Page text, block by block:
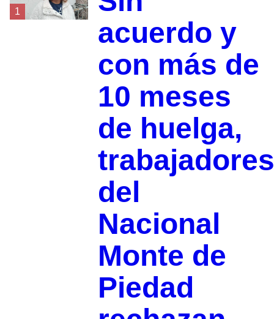
1
acuerdo y
con más de
10 meses
de huelga,
trabajadores
del
Nacional
Monte de
Piedad